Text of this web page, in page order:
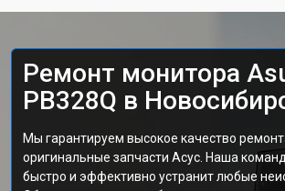
Ремонт монитора
PB328Q в
Мы гарантируем высокое качество
оригинальные запчасти Асус. Наша
быстро и эффективно устранит любые